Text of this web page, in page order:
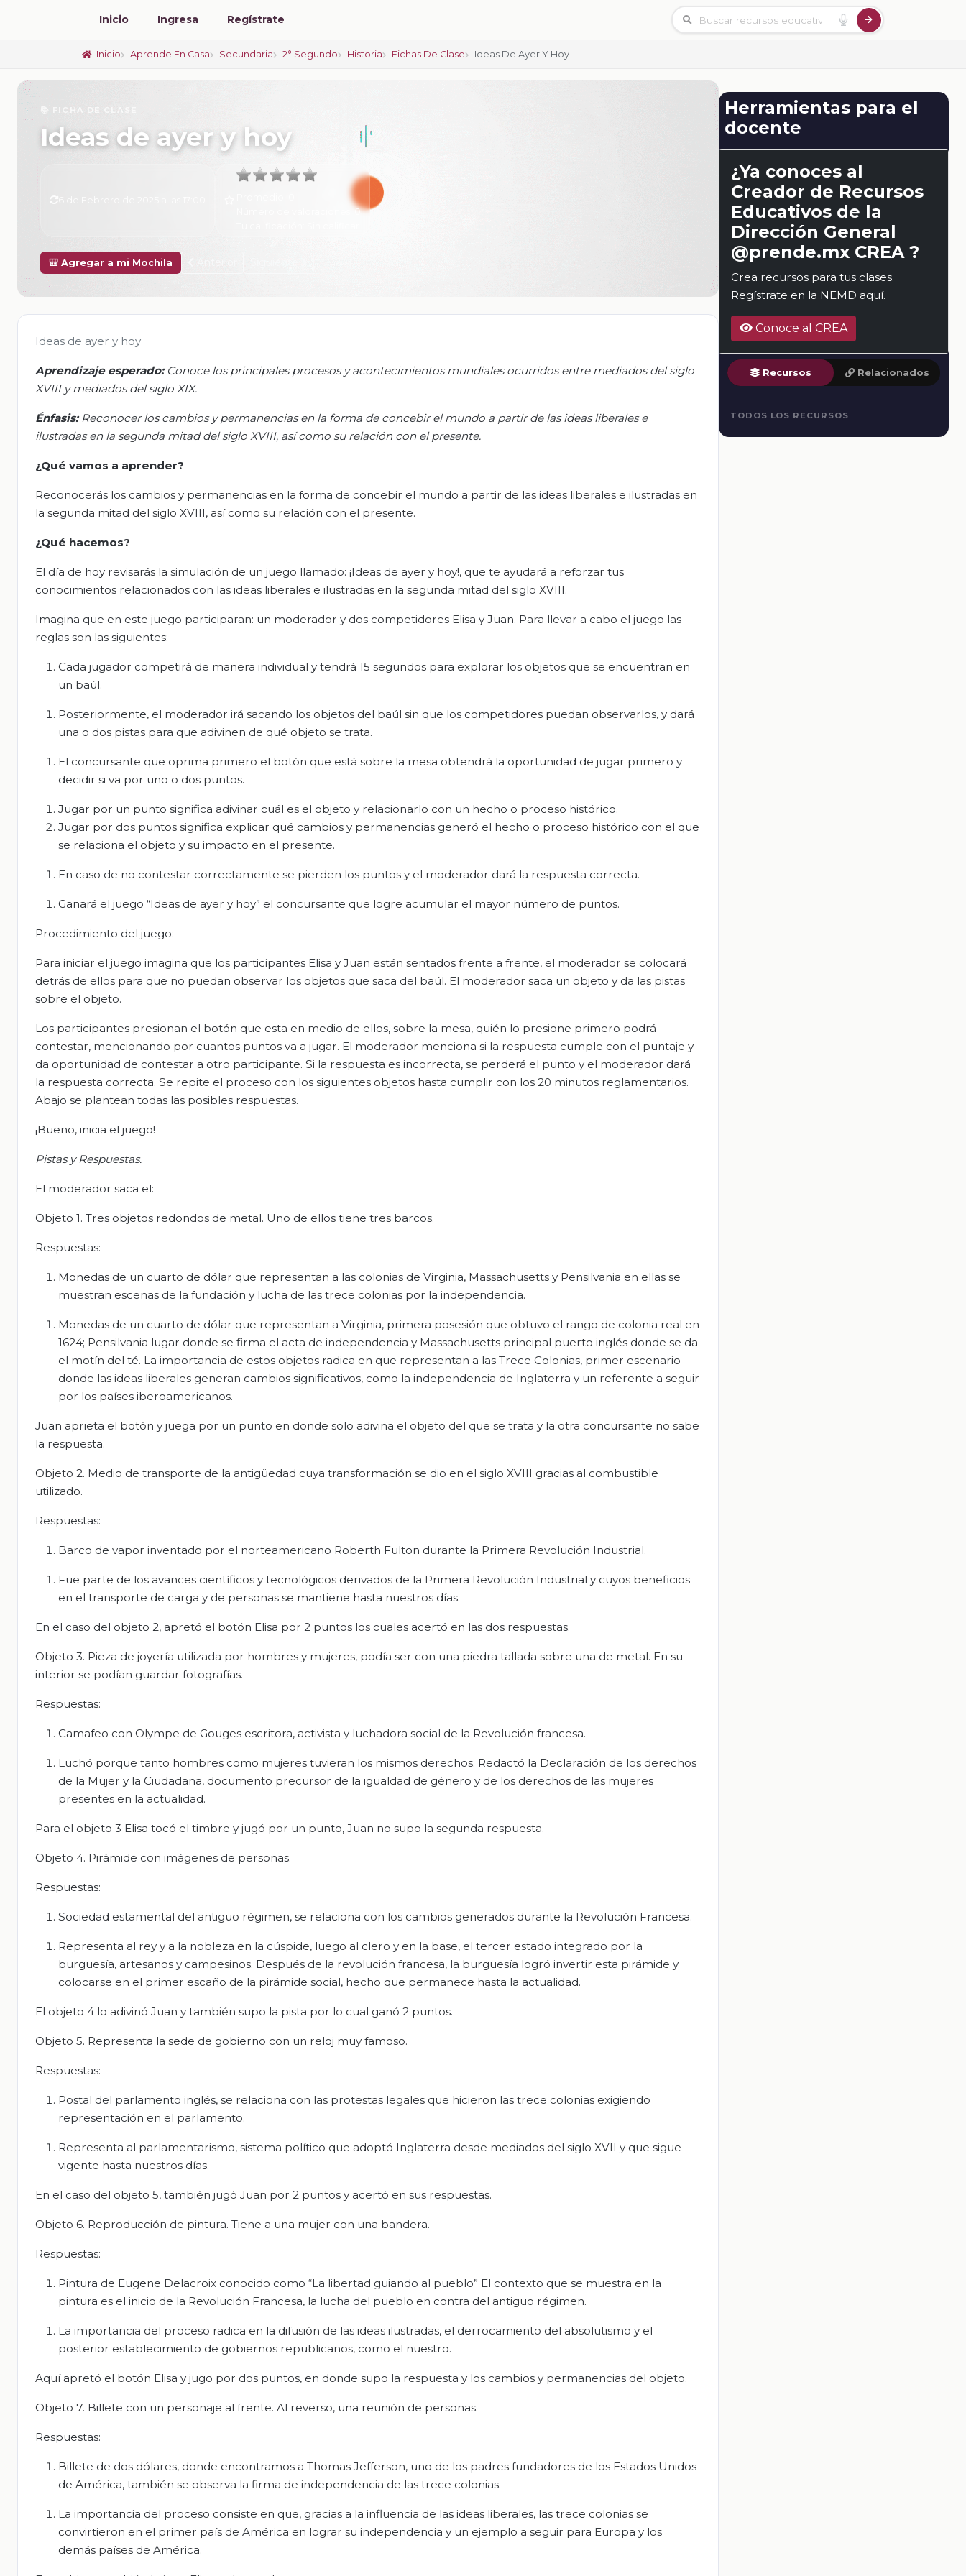
Inicio Ingresa Regístrate
Inicio Aprende En Casa Secundaria 2° Segundo Historia Fichas De Clase Ideas De Ayer Y Hoy
📚 FICHA DE CLASE
Ideas de ayer y hoy
0
🎒 Agregar a mi Mochila
Ideas de ayer y hoy
Aprendizaje esperado: Conoce los principales procesos y acontecimientos mundiales ocurridos entre mediados del siglo
XVIII y mediados del siglo XIX.
Énfasis:Reconocer los cambios y permanencias en la forma de concebir el mundo a partir de las ideas liberales e
ilustradas en la segunda mitad del siglo XVIII, así como su relación con el presente.
¿Qué vamos a aprender?
Reconocerás los cambios y permanencias en la forma de concebir el mundo a partir de las ideas liberales e ilustradas en
la segunda mitad del siglo XVIII, así como su relación con el presente.
¿Qué hacemos?
El día de hoy revisarás la simulación de un juego llamado: ¡Ideas de ayer y hoy!, que te ayudará a reforzar tus
conocimientos relacionados con las ideas liberales e ilustradas en la segunda mitad del siglo XVIII.
Imagina que en este juego participaran: un moderador y dos competidores Elisa y Juan. Para llevar a cabo el juego las
reglas son las siguientes:
Cada jugador competirá de manera individual y tendrá 15 segundos para explorar los objetos que se encuentran en
un baúl.
Posteriormente, el moderador irá sacando los objetos del baúl sin que los competidores puedan observarlos, y dará
una o dos pistas para que adivinen de qué objeto se trata.
El concursante que oprima primero el botón que está sobre la mesa obtendrá la oportunidad de jugar primero y
decidir si va por uno o dos puntos.
Jugar por un punto significa adivinar cuál es el objeto y relacionarlo con un hecho o proceso histórico.
Jugar por dos puntos significa explicar qué cambios y permanencias generó el hecho o proceso histórico con el que
se relaciona el objeto y su impacto en el presente.
En caso de no contestar correctamente se pierden los puntos y el moderador dará la respuesta correcta.
Ganará el juego “Ideas de ayer y hoy” el concursante que logre acumular el mayor número de puntos.
Procedimiento del juego:
Para iniciar el juego imagina que los participantes Elisa y Juan están sentados frente a frente, el moderador se colocará
detrás de ellos para que no puedan observar los objetos que saca del baúl. El moderador saca un objeto y da las pistas
sobre el objeto.
Los participantes presionan el botón que esta en medio de ellos, sobre la mesa, quién lo presione primero podrá
contestar, mencionando por cuantos puntos va a jugar. El moderador menciona si la respuesta cumple con el puntaje y
da oportunidad de contestar a otro participante. Si la respuesta es incorrecta, se perderá el punto y el moderador dará
la respuesta correcta. Se repite el proceso con los siguientes objetos hasta cumplir con los 20 minutos reglamentarios.
Abajo se plantean todas las posibles respuestas.
¡Bueno, inicia el juego!
Pistas y Respuestas.
El moderador saca el:
Objeto 1. Tres objetos redondos de metal. Uno de ellos tiene tres barcos.
Respuestas:
Monedas de un cuarto de dólar que representan a las colonias de Virginia, Massachusetts y Pensilvania en ellas se
muestran escenas de la fundación y lucha de las trece colonias por la independencia.
Monedas de un cuarto de dólar que representan a Virginia, primera posesión que obtuvo el rango de colonia real en
1624; Pensilvania lugar donde se firma el acta de independencia y Massachusetts principal puerto inglés donde se da
el motín del té. La importancia de estos objetos radica en que representan a las Trece Colonias, primer escenario
donde las ideas liberales generan cambios significativos, como la independencia de Inglaterra y un referente a seguir
por los países iberoamericanos.
Juan aprieta el botón y juega por un punto en donde solo adivina el objeto del que se trata y la otra concursante no sabe
la respuesta.
Objeto 2. Medio de transporte de la antigüedad cuya transformación se dio en el siglo XVIII gracias al combustible
utilizado.
Respuestas:
Barco de vapor inventado por el norteamericano Roberth Fulton durante la Primera Revolución Industrial.
Fue parte de los avances científicos y tecnológicos derivados de la Primera Revolución Industrial y cuyos beneficios
en el transporte de carga y de personas se mantiene hasta nuestros días.
En el caso del objeto 2, apretó el botón Elisa por 2 puntos los cuales acertó en las dos respuestas.
Objeto 3. Pieza de joyería utilizada por hombres y mujeres, podía ser con una piedra tallada sobre una de metal. En su
interior se podían guardar fotografías.
Respuestas:
Camafeo con Olympe de Gouges escritora, activista y luchadora social de la Revolución francesa.
Luchó porque tanto hombres como mujeres tuvieran los mismos derechos. Redactó la Declaración de los derechos
de la Mujer y la Ciudadana, documento precursor de la igualdad de género y de los derechos de las mujeres
presentes en la actualidad.
Para el objeto 3 Elisa tocó el timbre y jugó por un punto, Juan no supo la segunda respuesta.
Objeto 4. Pirámide con imágenes de personas.
Respuestas:
Sociedad estamental del antiguo régimen, se relaciona con los cambios generados durante la Revolución Francesa.
Representa al rey y a la nobleza en la cúspide, luego al clero y en la base, el tercer estado integrado por la
burguesía, artesanos y campesinos. Después de la revolución francesa, la burguesía logró invertir esta pirámide y
colocarse en el primer escaño de la pirámide social, hecho que permanece hasta la actualidad.
El objeto 4 lo adivinó Juan y también supo la pista por lo cual ganó 2 puntos.
Objeto 5. Representa la sede de gobierno con un reloj muy famoso.
Respuestas:
Postal del parlamento inglés, se relaciona con las protestas legales que hicieron las trece colonias exigiendo
representación en el parlamento.
Representa al parlamentarismo, sistema político que adoptó Inglaterra desde mediados del siglo XVII y que sigue
vigente hasta nuestros días.
En el caso del objeto 5, también jugó Juan por 2 puntos y acertó en sus respuestas.
Objeto 6. Reproducción de pintura. Tiene a una mujer con una bandera.
Respuestas:
Pintura de Eugene Delacroix conocido como “La libertad guiando al pueblo” El contexto que se muestra en la
pintura es el inicio de la Revolución Francesa, la lucha del pueblo en contra del antiguo régimen.
La importancia del proceso radica en la difusión de las ideas ilustradas, el derrocamiento del absolutismo y el
posterior establecimiento de gobiernos republicanos, como el nuestro.
Aquí apretó el botón Elisa y jugo por dos puntos, en donde supo la respuesta y los cambios y permanencias del objeto.
Objeto 7. Billete con un personaje al frente. Al reverso, una reunión de personas.
Respuestas:
Billete de dos dólares, donde encontramos a Thomas Jefferson, uno de los padres fundadores de los Estados Unidos
de América, también se observa la firma de independencia de las trece colonias.
La importancia del proceso consiste en que, gracias a la influencia de las ideas liberales, las trece colonias se
convirtieron en el primer país de América en lograr su independencia y un ejemplo a seguir para Europa y los
demás países de América.
Herramientas para el
docente
¿Ya conoces al
Creador de Recursos
Educativos de la
Dirección General
@prende.mx CREA ?
Crea recursos para tus clases.
Regístrate en la NEMD aquí.
Conoce al CREA
Recursos Relacionados
TODOS LOS RECURSOS